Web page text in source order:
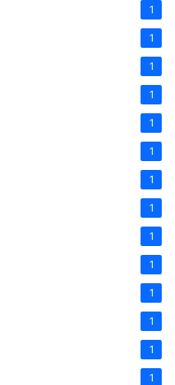
1
1
1
1
1
1
1
1
1
1
1
1
1
1